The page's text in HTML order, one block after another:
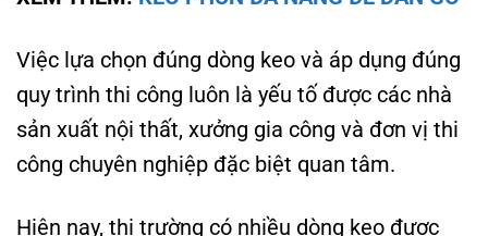
Việc lựa chọn đúng dòng keo và áp dụng đúng
quy trình thi công luôn là yếu tố được các nhà
sản xuất nội thất, xưởng gia công và đơn vị thi
công chuyên nghiệp đặc biệt quan tâm.
Hiện nay, thị trường có nhiều dòng keo được